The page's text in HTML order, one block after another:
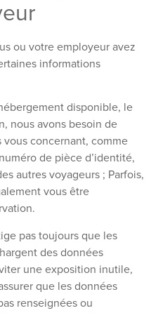
ou votre employeur avez
informations
disponible, le
nous avons besoin de
concernant, comme
de pièce d’identité,
autres voyageurs ; Parfois,
vous être
pas toujours que les
des données
une exposition inutile,
que les données
renseignées ou